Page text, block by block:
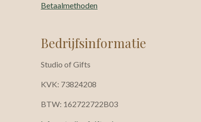
Betaalmethoden
Bedrijfsinformatie
Studio of Gifts
KVK: 73824208
BTW: 162722722B03